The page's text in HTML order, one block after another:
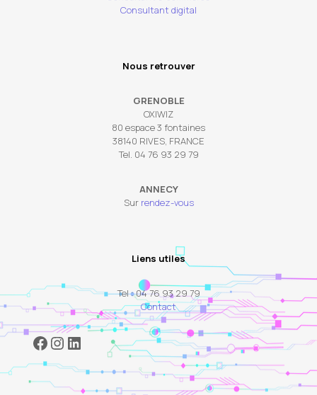
Consultant digital
Nous retrouver
GRENOBLE
OXIWIZ
80 espace 3 fontaines
38140 RIVES, FRANCE
Tel. 04 76 93 29 79
ANNECY
Sur rendez-vous
Liens utiles
Tel : 04 76 93 29 79
Contact
Facebook
Instagram
LinkedIn